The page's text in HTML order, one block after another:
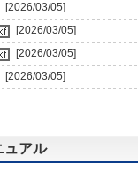
[2026/03/05]
[2026/03/05]
[2026/03/05]
[2026/03/05]
ュアル